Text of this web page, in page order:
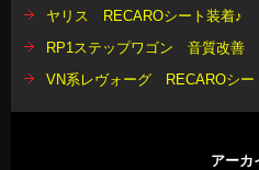
ヤリス RECAROシート装着♪
RP1ステップワゴン 音質改善
VN系レヴォーグ RECAROシー
アーカ